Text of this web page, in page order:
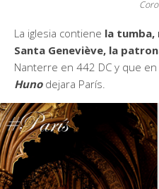
La iglesia contiene la tumba,
Santa Geneviève, la
Nanterre en 442 DC y que
Hunodejara París.